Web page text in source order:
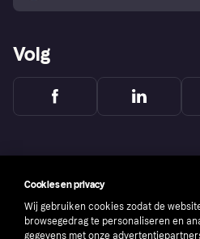
Volg
Cookies en privacy
Wij gebruiken cookies zodat de
browsegedrag te personaliseren en
gegevens met onze